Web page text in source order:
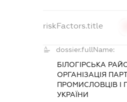
riskFactors.title
dossier.fullName:
БІЛОГІРСЬКА
ОРГАНІЗАЦІЯ
ПРОМИСЛОВЦІВ І
УКРАЇНИ